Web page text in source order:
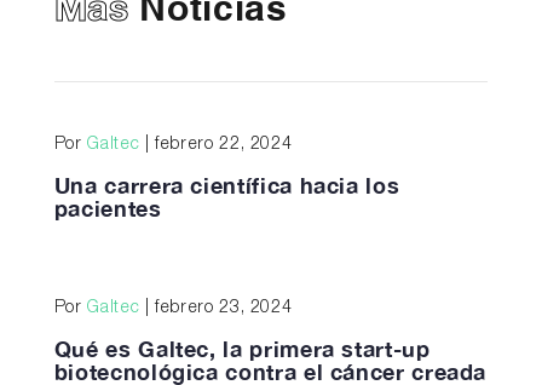
Noticias
PorGaltec | febrero 22, 2024
Una carrera científica hacia los
pacientes
PorGaltec | febrero 23, 2024
Qué es Galtec, la primera start-up
biotecnológica contra el cáncer creada